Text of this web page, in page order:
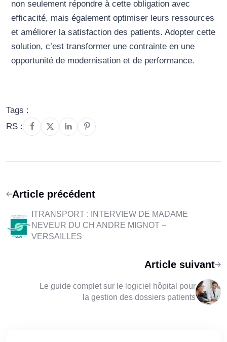
non seulement répondre à cette obligation avec
efficacité, mais également optimiser leurs ressources
et améliorer la satisfaction des patients. Adopter cette
solution, c’est transformer une contrainte en une
opportunité de modernisation et de performance.
Tags :
RS :
Article précédent
ITRANSPORT : INTERVIEW DE MADAME
NEVEUR DU CH ANDRE MIGNOT –
VERSAILLES
Article suivant
Le guide complet sur le logiciel hôpital pour
la gestion des dossiers patients